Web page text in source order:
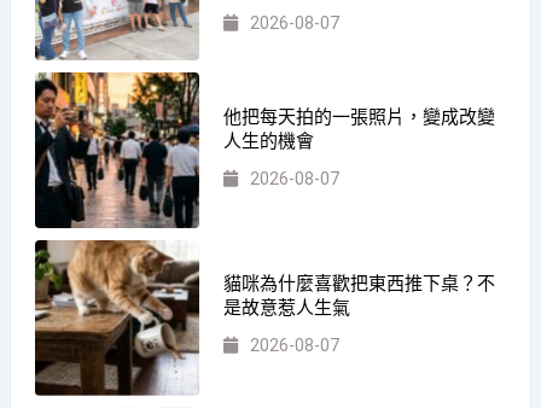
2026-08-07
他把每天拍的一張照片，變成改變
人生的機會
2026-08-07
貓咪為什麼喜歡把東西推下桌？不
是故意惹人生氣
2026-08-07